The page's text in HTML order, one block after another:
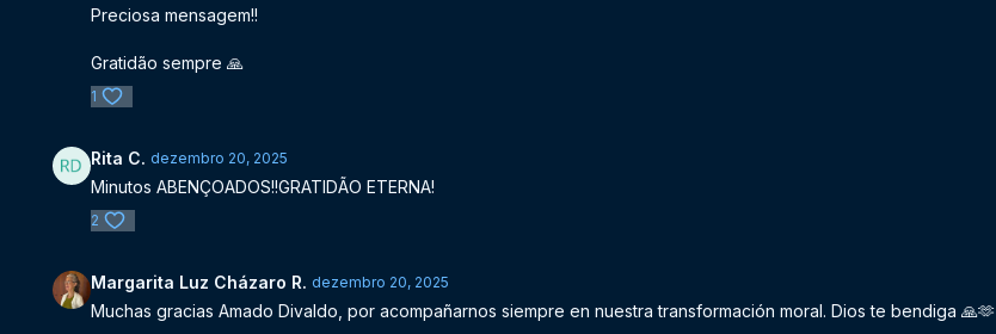
Preciosa mensagem!!
Gratidão sempre 🙏
1
Rita C. dezembro 20, 2025
Minutos ABENÇOADOS!!GRATIDÃO ETERNA!
2
Margarita Luz Cházaro R. dezembro 20, 2025
Muchas gracias Amado Divaldo, por acompañarnos siempre en nuestra transformación moral. Dios te bendiga 🙏🫶